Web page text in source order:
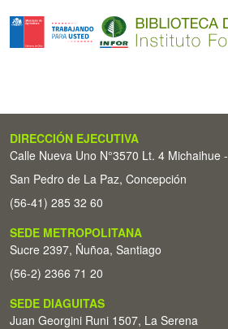
DIRECCIÓN EJECUTIVA
Calle Nueva Uno N°3570 Lt. 4 Michaihue -
San Pedro de La Paz, Concepción
(56-41) 285 32 60
SEDE METROPOLITANA
Sucre 2397, Ñuñoa, Santiago
(56-2) 2366 71 20
SEDE DIAGUITAS
Juan Georgini Runi 1507, La Serena